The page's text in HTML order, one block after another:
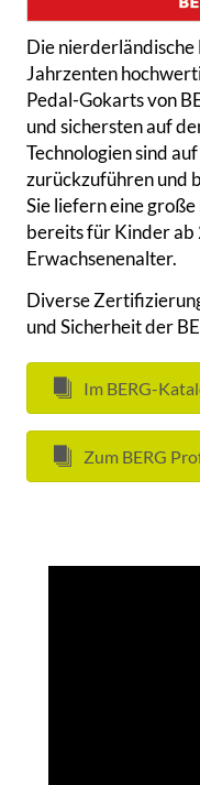
Die nierderländische
Jahrzenten
Pedal-Gokarts von
und sichersten auf
Technologien sind
zurückzuführen und
Sie liefern eine
bereits für Kinder ab
Erwachsenenalter.
Diverse
und Sicherheit der
Im BERG-
Zum BERG